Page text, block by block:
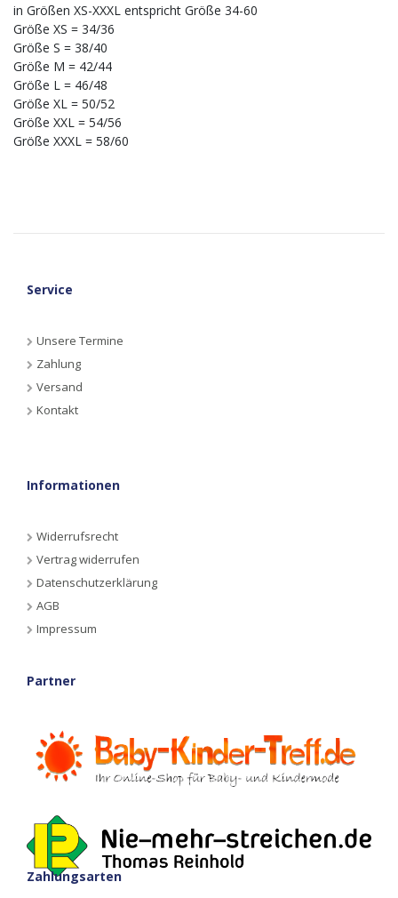
in Größen XS-XXXL entspricht Größe 34-60
Größe XS = 34/36
Größe S = 38/40
Größe M = 42/44
Größe L = 46/48
Größe XL = 50/52
Größe XXL = 54/56
Größe XXXL = 58/60
Service
Unsere Termine
Zahlung
Versand
Kontakt
Informationen
Widerrufsrecht
Vertrag widerrufen
Datenschutzerklärung
AGB
Impressum
Partner
Zahlungsarten